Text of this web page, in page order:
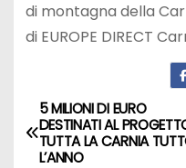
di montagna della
di EUROPE DIRECT
5 MILIONI DI EURO
DESTINATI AL
TUTTA LA CARNIA
L’ANNO